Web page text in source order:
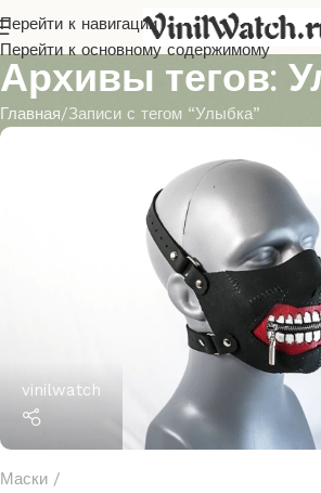
Перейти к навигации
Перейти к основному содержимому
Архивы тегов:
Главная Записи с тегом “Улыбка”
vinilwatch
Маски